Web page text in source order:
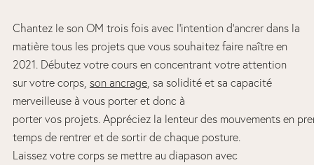
Chantez le son OM trois fois avec l’intention d’ancrer dans la
matière tous les projets que vous souhaitez faire naître en
2021. Débutez votre cours en concentrant votre attention
sur votre corps, son ancrage, sa solidité et sa capacité
merveilleuse à vous porter et donc à
porter vos projets. Appréciez la lenteur des mouvements en
temps de rentrer et de sortir de chaque posture.
Laissez votre corps se mettre au diapason avec